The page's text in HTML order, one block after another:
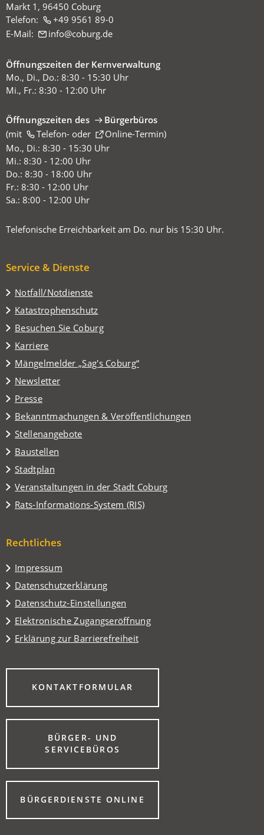
Markt 1, 96450 Coburg
Telefon:
+49 9561 89-0
E-Mail:
info coburg de
Öffnungszeiten der Kernverwaltung
Mo., Di., Do.: 8:30 - 15:30 Uhr
Mi., Fr.: 8:30 - 12:00 Uhr
Öffnungszeiten des
Bürgerbüros
(mit
Telefon-oder Online-Termin
(Öffnet
in
einem
neuen
Tab)
)
Mo., Di.: 8:30 - 15:30 Uhr
Mi.: 8:30 - 12:00 Uhr
Do.: 8:30 - 18:00 Uhr
Fr.: 8:30 - 12:00 Uhr
Sa.: 8:00 - 12:00 Uhr
Telefonische Erreichbarkeit am Do. nur bis 15:30 Uhr.
Service & Dienste
Notfall/Notdienste
Katastrophenschutz
Besuchen Sie Coburg
(Öffnet
in
einem
neuen
Tab)
Karriere
Mängelmelder „Sag's Coburg“
(Öffnet
in
einem
neuen
Tab)
Newsletter
Presse
Bekanntmachungen & Veröffentlichungen
Stellenangebote
Baustellen
Stadtplan
(Öffnet
in
einem
neuen
Veranstaltungen in der Stadt Coburg
(Öffnet
in
einem
Tab)
Rats-Informations-System (RIS)
(Öffnet
neuen
Rechtliches
Impressum
Datenschutzerklärung
Datenschutz-Einstellungen
Elektronische Zugangseröffnung
Erklärung zur Barrierefreiheit
KONTAKTFORMULAR
(ÖFFNET
EINEM
NEUEN
BÜRGER- UND
SERVICEBÜROS
(ÖFFNET
EINEM
NEUEN
TAB)BÜRGERDIENSTE ONLINE
(ÖFFNET
EINEM